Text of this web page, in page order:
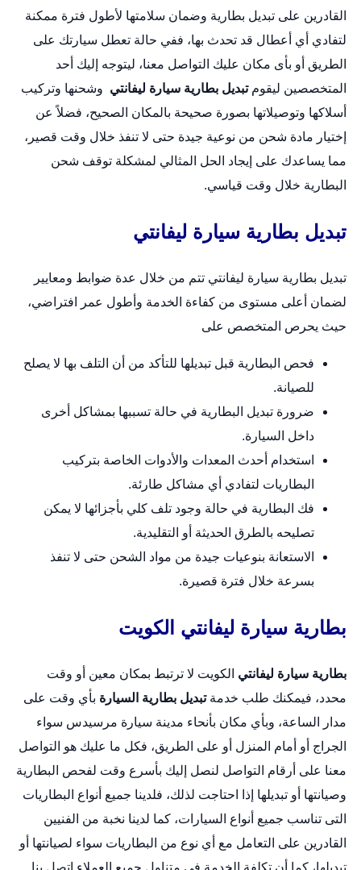
القادرين على تبديل بطارية وضمان سلامتها لأطول فترة ممكنة
لتفادي أي أعطال قد تحدث بها، ففي حالة تعطل سيارتك على
الطريق أو بأى مكان عليك التواصل معنا، ليتوجه إليك أحد
المتخصصين ليقومتبديل بطارية سيارة ليفانتي وشحنها وتركيب
أسلاكها وتوصيلاتها بصورة صحيحة بالمكان الصحيح، فضلاً عن
إختيار مادة شحن من نوعية جيدة حتى لا تنفذ خلال وقت قصير،
مما يساعدك على إيجاد الحل المثالي لمشكلة توقف شحن
البطارية خلال وقت قياسي.
تبديل بطارية سيارة ليفانتي
تبديل بطارية سيارة ليفانتي تتم من خلال عدة ضوابط ومعايير
لضمان أعلى مستوى من كفاءة الخدمة وأطول عمر افتراضي،
حيث يحرص المتخصص على
فحص البطارية قبل تبديلها للتأكد من أن التلف بها لا يصلح
للصيانة.
ضرورة تبديل البطارية في حالة تسببها بمشاكل أخرى
داخل السيارة.
استخدام أحدث المعدات والأدوات الخاصة بتركيب
البطاريات لتفادي أي مشاكل طارئة.
فك البطارية في حالة وجود تلف كلي بأجزائها لا يمكن
تصليحه بالطرق الحديثة أو التقليدية.
الاستعانة بنوعيات جيدة من مواد الشحن حتى لا تنفذ
بسرعة خلال فترة قصيرة.
بطارية سيارة ليفانتي الكويت
بطارية سيارة ليفانتي الكويت لا ترتبط بمكان معين أو وقت
محدد، فيمكنك طلب خدمةتبديل بطارية السيارة بأي وقت على
مدار الساعة، وبأي مكان بأنحاء مدينة سيارة مرسيدس سواء
الجراج أو أمام المنزل أو على الطريق، فكل ما عليك هو التواصل
معنا على أرقام التواصل لنصل إليك بأسرع وقت لفحص البطارية
وصيانتها أو تبديلها إذا احتاجت لذلك، فلدينا جميع أنواع البطاريات
التى تناسب جميع أنواع السيارات، كما لدينا نخبة من الفنيين
القادرين على التعامل مع أي نوع من البطاريات سواء لصيانتها أو
تبديلها، كما أن تكلفة الخدمة في متناول جميع العملاء اتصل بنا